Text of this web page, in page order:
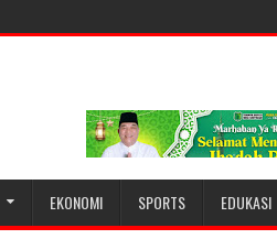
EKONOMI SPORTS EDUKASI